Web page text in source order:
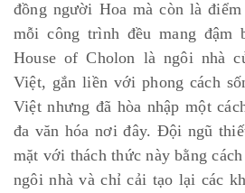
đồng người Hoa mà còn là
mỗi công trình đều mang đậm
House of Cholon là ngôi nhà
Việt, gắn liền với phong cách
Việt nhưng đã hòa nhập một
đa văn hóa nơi đây. Đội ngũ
mặt với thách thức này bằng
ngôi nhà và chỉ cải tạo lại các